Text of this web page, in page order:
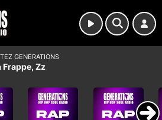
GENERATIONS
Frappe, Zz